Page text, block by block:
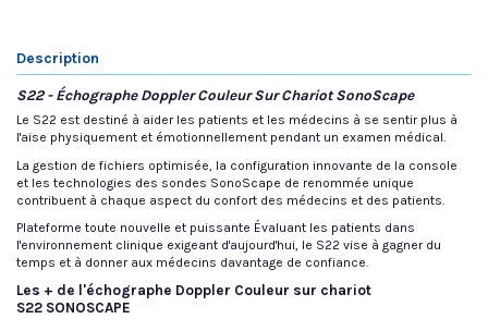
Description
S22 - Échographe Doppler Couleur Sur Chariot SonoScape
Le S22 est destiné à aider les patients et les médecins à se sentir plus à
l'aise physiquement et émotionnellement pendant un examen médical.
La gestion de fichiers optimisée, la configuration innovante de la console
et les technologies des sondes SonoScape de renommée unique
contribuent à chaque aspect du confort des médecins et des patients.
Plateforme toute nouvelle et puissante Évaluant les patients dans
l'environnement clinique exigeant d'aujourd'hui, le S22 vise à gagner du
temps et à donner aux médecins davantage de confiance.
Les + de l'échographe Doppler Couleur sur chariot
S22 SONOSCAPE